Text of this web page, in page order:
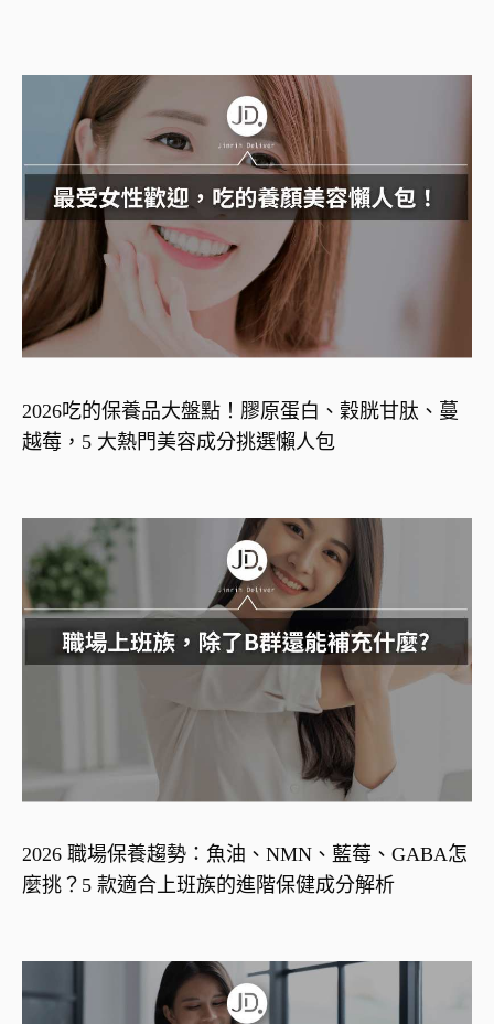
2026吃的保養品大盤點！膠原蛋白、穀胱甘肽、蔓
越莓，5 大熱門美容成分挑選懶人包
2026 職場保養趨勢：魚油、NMN、藍莓、GABA怎
麼挑？5 款適合上班族的進階保健成分解析